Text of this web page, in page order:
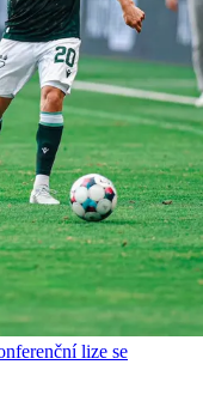
lize se